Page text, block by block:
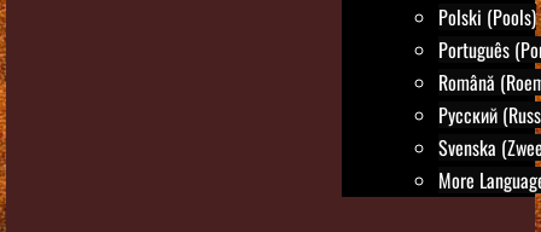
Polski (Pools)
Português
Română
Русский
Svenska
More